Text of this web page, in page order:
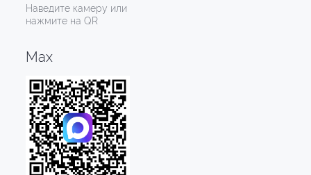
Наведите камеру или
нажмите на QR
Max